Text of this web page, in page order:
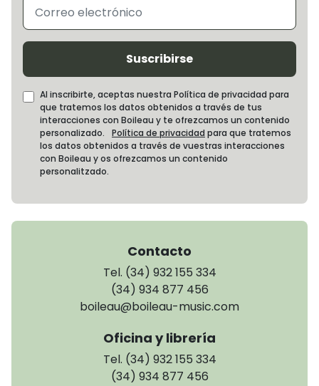
Suscribirse
Al inscribirte, aceptas nuestra Política de privacidad para
que tratemos los datos obtenidos a través de tus
interacciones con Boileau y te ofrezcamos un contenido
personalizado. Política de privacidad para que tratemos
los datos obtenidos a través de vuestras interacciones
con Boileau y os ofrezcamos un contenido
personalitzado.
Contacto
Tel. (34) 932 155 334
(34) 934 877 456
boileau@boileau-music.com
Oficina y librería
Tel. (34) 932 155 334
(34) 934 877 456